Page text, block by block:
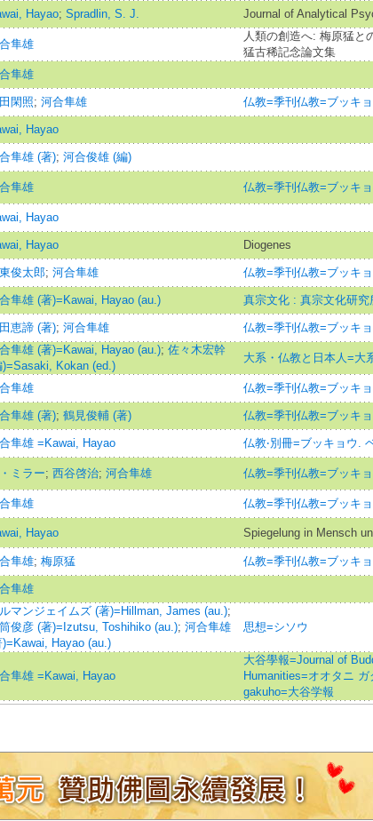
Hayao; Spradlin, S. J. Journal of Analytical
隼雄
人類の創造へ: 梅原猛と
猛古稀記念論文集
隼雄
閑照; 河合隼雄 仏教=季刊仏教=ブッキ
Hayao
隼雄 (著); 河合俊雄 (編)
隼雄 仏教=季刊仏教=ブッキ
Hayao
Hayao Diogenes
俊太郎; 河合隼雄 仏教=季刊仏教=ブッキ
隼雄 (著)=Kawai, Hayao (au.) 真宗文化 : 真宗文化研究
恵諦 (著); 河合隼雄 仏教=季刊仏教=ブッキ
隼雄 (著)=Kawai, Hayao (au.); 佐々木宏幹
)=Sasaki, Kokan (ed.)
大系・仏教と日本人=大
隼雄 仏教=季刊仏教=ブッキ
隼雄 (著); 鶴見俊輔 (著) 仏教=季刊仏教=ブッキ
隼雄 =Kawai, Hayao 仏教‧別冊=ブッキョウ.
ミラー; 西谷啓治; 河合隼雄 仏教=季刊仏教=ブッキ
隼雄 仏教=季刊仏教=ブッキ
Hayao Spiegelung in Mensch
隼雄; 梅原猛 仏教=季刊仏教=ブッキ
隼雄
マンジェイムズ (著)=Hillman, James (au.);
俊彦 (著)=Izutsu, Toshihiko (au.); 河合隼雄
)=Kawai, Hayao (au.)
思想=シソウ
隼雄 =Kawai, Hayao
大谷學報=Journal of
Humanities=オオタニ
gakuho=大谷学報